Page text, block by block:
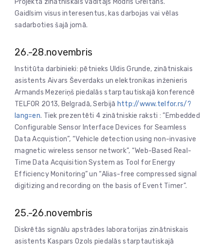
Gaidīsim visus interesentus, kas darbojas vai vēlas
sadarboties šajā jomā.
26.-28.novembris
Institūta darbinieki: pētnieks Uldis Grunde, zinātniskais
asistents Aivars Ševerdaks un elektronikas inženieris
Armands Mezeriņš piedalās starptautiskajā konferencē
TELFOR 2013, Belgradā, Serbijā http://www.telfor.rs/?
lang=en. Tiek prezentēti 4 zinātniskie raksti : ”Embedded
Configurable Sensor Interface Devices for Seamless
Data Acquistion”, “Vehicle detection using non-invasive
magnetic wireless sensor network”, “Web-Based Real-
Time Data Acquisition System as Tool for Energy
Efficiency Monitoring” un “Alias-free compressed signal
digitizing and recording on the basis of Event Timer”.
25.-26.novembris
Diskrētās signālu apstrādes laboratorijas zinātniskais
asistents Kaspars Ozols piedalās starptautiskajā